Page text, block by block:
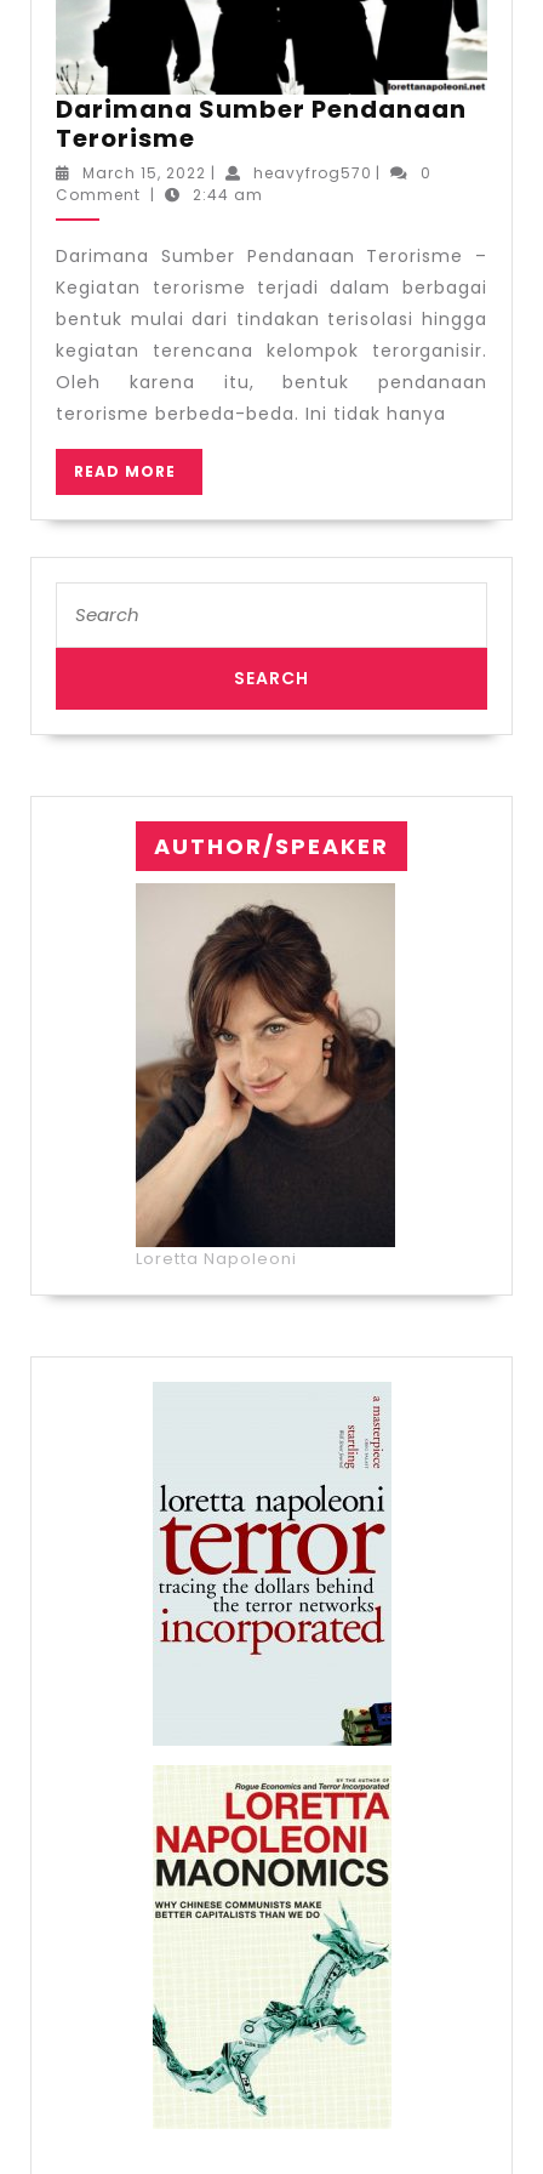
Darimana Sumber Pendanaan
Terorisme
Sumber
Pendanaan
March 15, 2022 March
15,
| heavyfrog570 heavyfrog570
|
0
Comment | 2:44 am
Darimana Sumber Pendanaan Terorisme –
Kegiatan terorisme terjadi dalam berbagai
bentuk mulai dari tindakan terisolasi hingga
kegiatan terencana kelompok terorganisir.
Oleh karena itu, bentuk pendanaan
terorisme berbeda-beda. Ini tidak hanya
READ MORE
MORE
for:
AUTHOR/SPEAKER
Loretta Napoleoni